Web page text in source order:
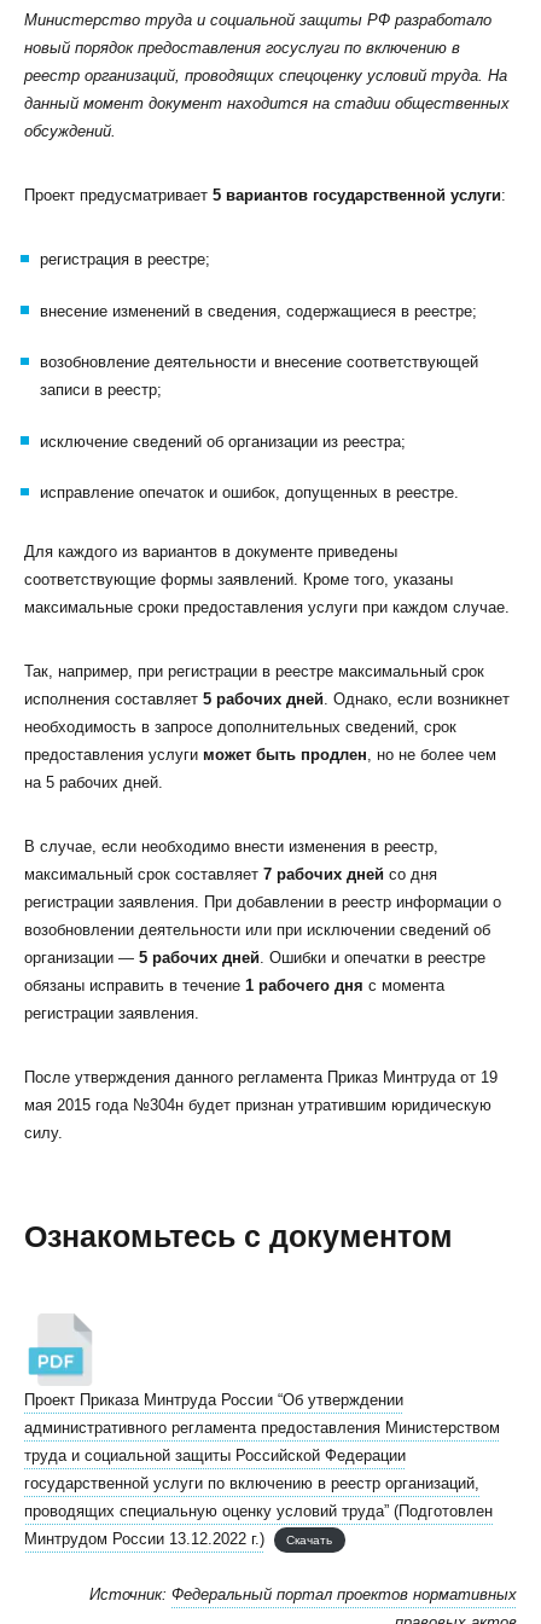
ПОЛИТИКА КОНФИДЕНЦИАЛЬНОСТИ
ПОЛЬЗОВАТЕЛЬСКОЕ СОГЛАШЕНИЕ
Министерство труда и социальной защиты РФ разработало
новый порядок предоставления госуслуги по включению в
реестр организаций, проводящих спецоценку условий труда. На
данный момент документ находится на стадии общественных
обсуждений.
Проект предусматривает 5 вариантов государственной услуги:
регистрация в реестре;
внесение изменений в сведения, содержащиеся в реестре;
возобновление деятельности и внесение соответствующей
записи в реестр;
исключение сведений об организации из реестра;
исправление опечаток и ошибок, допущенных в реестре.
Для каждого из вариантов в документе приведены
соответствующие формы заявлений. Кроме того, указаны
максимальные сроки предоставления услуги при каждом случае.
Так, например, при регистрации в реестре максимальный срок
исполнения составляет 5 рабочих дней. Однако, если возникнет
необходимость в запросе дополнительных сведений, срок
предоставления услуги может быть продлен, но не более чем
на 5 рабочих дней.
В случае, если необходимо внести изменения в реестр,
максимальный срок составляет 7 рабочих дней со дня
регистрации заявления. При добавлении в реестр информации о
возобновлении деятельности или при исключении сведений об
организации — 5 рабочих дней. Ошибки и опечатки в реестре
обязаны исправить в течение 1 рабочего дня с момента
регистрации заявления.
После утверждения данного регламента Приказ Минтруда от 19
мая 2015 года №304н будет признан утратившим юридическую
силу.
Ознакомьтесь с документом
Проект Приказа Минтруда России “Об утверждении
административного регламента предоставления Министерством
труда и социальной защиты Российской Федерации
государственной услуги по включению в реестр организаций,
проводящих специальную оценку условий труда” (Подготовлен
Минтрудом России 13.12.2022 г.)
Скачать
Источник: Федеральный портал проектов нормативных